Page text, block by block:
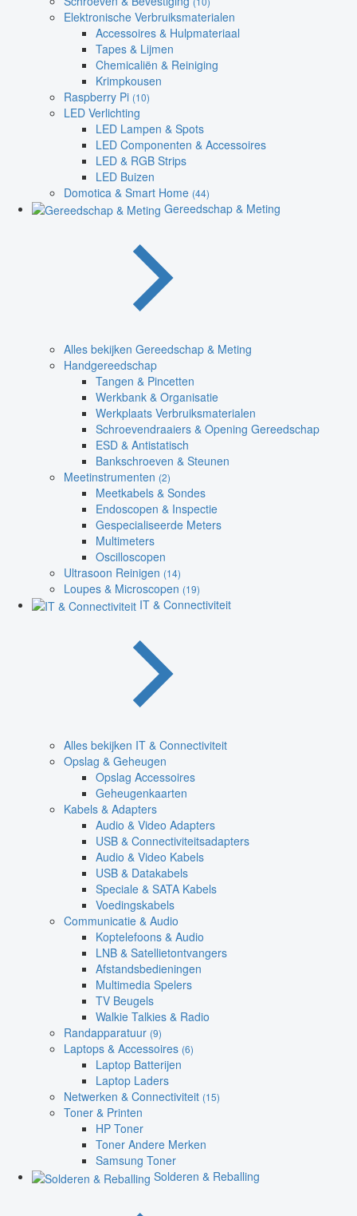
Elektronische Verbruiksmaterialen
Accessoires & Hulpmateriaal
Tapes & Lijmen
Chemicaliën & Reiniging
Krimpkousen
Raspberry Pi (10)
LED Verlichting
LED Lampen & Spots
LED Componenten & Accessoires
LED & RGB Strips
LED Buizen
Domotica & Smart Home (44)
Gereedschap & Meting
Alles bekijken Gereedschap & Meting
Handgereedschap
Tangen & Pincetten
Werkbank & Organisatie
Werkplaats Verbruiksmaterialen
Schroevendraaiers & Opening Gereedschap
ESD & Antistatisch
Bankschroeven & Steunen
Meetinstrumenten (2)
Meetkabels & Sondes
Endoscopen & Inspectie
Gespecialiseerde Meters
Multimeters
Oscilloscopen
Ultrasoon Reinigen (14)
Loupes & Microscopen (19)
IT & Connectiviteit
Alles bekijken IT & Connectiviteit
Opslag & Geheugen
Opslag Accessoires
Geheugenkaarten
Kabels & Adapters
Audio & Video Adapters
USB & Connectiviteitsadapters
Audio & Video Kabels
USB & Datakabels
Speciale & SATA Kabels
Voedingskabels
Communicatie & Audio
Koptelefoons & Audio
LNB & Satellietontvangers
Afstandsbedieningen
Multimedia Spelers
TV Beugels
Walkie Talkies & Radio
Randapparatuur (9)
Laptops & Accessoires (6)
Laptop Batterijen
Laptop Laders
Netwerken & Connectiviteit (15)
Toner & Printen
HP Toner
Toner Andere Merken
Samsung Toner
Solderen & Reballing